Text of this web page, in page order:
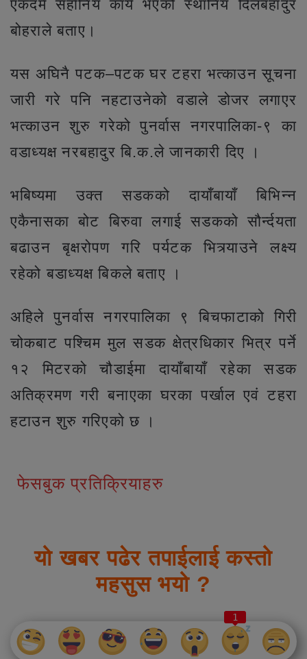
एकदमै सर्हानिय कार्य भएको स्थानिय दिलबहादुर
बोहराले बताए।
यस अघिनै पटक–पटक घर टहरा भत्काउन सूचना
जारी गरे पनि नहटाउनेको वडाले डोजर लगाएर
भत्काउन शुरु गरेको पुनर्वास नगरपालिका-९ का
वडाध्यक्ष नरबहादुर बि.क.ले जानकारी दिए ।
भबिष्यमा उक्त सडकको दायाँबायाँ बिभिन्न
एकैनासका बोट बिरुवा लगाई सडकको सौर्न्दयता
बढाउन बृक्षरोपण गरि पर्यटक भित्र्याउने लक्ष्य
रहेको बडाध्यक्ष बिकले बताए ।
अहिले पुनर्वास नगरपालिका ९ बिचफाटाको गिरी
चोकबाट पश्चिम मुल सडक क्षेत्रधिकार भित्र पर्ने
१२ मिटरको चौडाईमा दायाँबायाँ रहेका सडक
अतिक्रमण गरी बनाएका घरका पर्खाल एवं टहरा
हटाउन शुरु गरिएको छ ।
फेसबुक प्रतिक्रियाहरु
यो खबर पढेर तपाईलाई कस्तो
महसुस भयो ?
1